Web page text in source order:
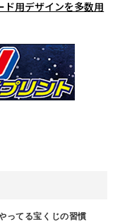
用デザインを多数用
ってる宝くじの習慣